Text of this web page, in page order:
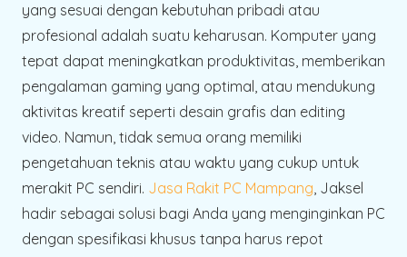
yang sesuai dengan kebutuhan pribadi atau
profesional adalah suatu keharusan. Komputer yang
tepat dapat meningkatkan produktivitas, memberikan
pengalaman gaming yang optimal, atau mendukung
aktivitas kreatif seperti desain grafis dan editing
video. Namun, tidak semua orang memiliki
pengetahuan teknis atau waktu yang cukup untuk
merakit PC sendiri. Jasa Rakit PC Mampang, Jaksel
hadir sebagai solusi bagi Anda yang menginginkan PC
dengan spesifikasi khusus tanpa harus repot